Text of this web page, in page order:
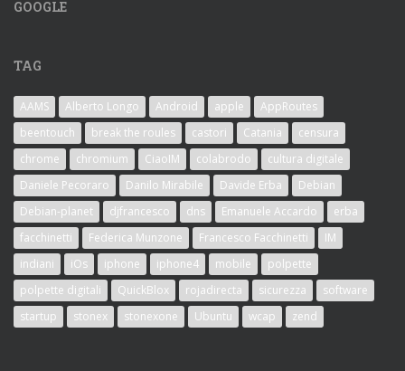
GOOGLE
TAG
AAMS Alberto Longo Android apple
AppRoutes
beentouch
break the roules castori Catania
censura
chrome
chromium CiaoIM colabrodo
cultura digitale
Daniele Pecoraro
Danilo Mirabile Davide Erba
Debian
Debian-planet
djfrancesco dns Emanuele Accardo
erba
facchinetti
Federica Munzone Francesco Facchinetti
IM
indiani
iOs iphone iphone4 mobile
polpette
polpette digitali
QuickBlox rojadirecta sicurezza
software
startup
stonex stonexone Ubuntu wcap zend